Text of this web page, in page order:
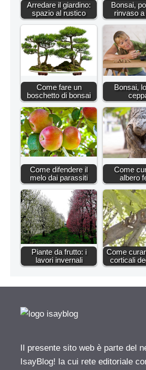
Arredare il giardino:
spazio al rustico
Bonsai,
rinvaso
Come fare un
boschetto di bonsai
Bonsai,
Come difendere il
melo dai parassiti
Come
albero
Piante da frutto: i
lavori invernali
Come
corticali
Il presente sito web è parte del
IsayBlog! la cui rete editoriale